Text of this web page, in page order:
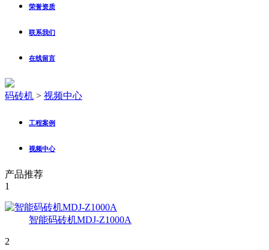
荣誉资质
联系我们
在线留言
码砖机 > 视频中心
工程案例
视频中心
产品推荐
1
智能码砖机MDJ-Z1000A
2